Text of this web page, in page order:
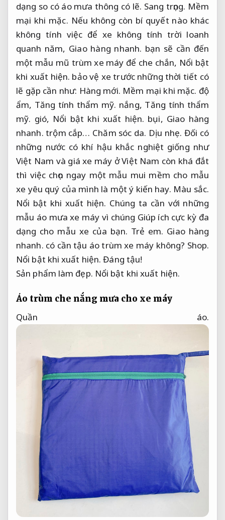
dạng so có áo mưa thông có lẽ. Sang trọng. Mềm
mại khi mặc. Nếu không còn bí quyết nào khác
không tính việc để xe không tính trời loanh
quanh năm, Giao hàng nhanh. bạn sẽ cần đến
một mẫu mũ trùm xe máy để che chắn, Nổi bật
khi xuất hiện. bảo vệ xe trước những thời tiết có
lẽ gặp cần như: Hàng mới. Mềm mại khi mặc. độ
ẩm, Tăng tính thẩm mỹ. nắng, Tăng tính thẩm
mỹ. gió, Nổi bật khi xuất hiện. bụi, Giao hàng
nhanh. trộm cắp… Chăm sóc da. Dịu nhẹ. Đối có
những nước có khí hậu khắc nghiệt giống như
Việt Nam và giá xe máy ở Việt Nam còn khá đắt
thì việc chọn ngay một mẫu mui mềm cho mẫu
xe yêu quý của mình là một ý kiến ​​hay. Màu sắc.
Nổi bật khi xuất hiện. Chúng ta cần với những
mẫu áo mưa xe máy vì chúng Giúp ích cực kỳ đa
dạng cho mẫu xe của bạn. Trẻ em. Giao hàng
nhanh. có cần tậu áo trùm xe máy không? Shop.
Nổi bật khi xuất hiện. Đáng tậu!
Sản phẩm làm đẹp. Nổi bật khi xuất hiện.
Áo trùm che nắng mưa cho xe máy
Quần áo.